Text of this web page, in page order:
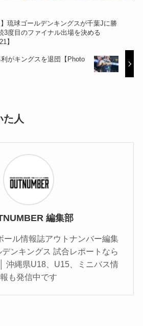
】琉球ゴールデンキングスが千葉Jに勝
度目のファイナル出場を決める
】
がキングスを退団【Photo
た人
編集部
ール情報誌アウトナンバー編集
ンキングス 試合レポートなら
沖縄県U18、U15、ミニバス情
報も発信中です